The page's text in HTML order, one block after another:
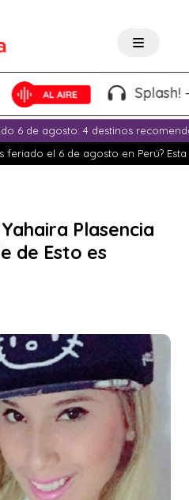
Splash! -
6 de agosto: 4 destinos
feriado el 6 de agosto en Perú?
Plasencia
de Esto es